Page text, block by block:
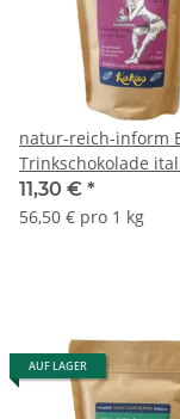
natur-reich-inform
Trinkschokolade
250g
11,30 € *
56,50 € pro 1 kg
AUF LAGER